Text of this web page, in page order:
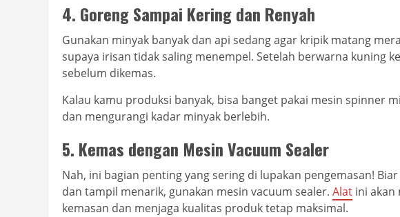
4. Goreng Sampai Kering dan Renyah
Gunakan minyak banyak dan api sedang agar kripik matang
supaya irisan tidak saling menempel. Setelah berwarna kuning
sebelum dikemas.
Kalau kamu produksi banyak, bisa banget pakai mesin spinner
dan mengurangi kadar minyak berlebih.
5. Kemas dengan Mesin Vacuum Sealer
Nah, ini bagian penting yang sering di lupakan pengemasan!
dan tampil menarik, gunakan mesin vacuum sealer. Alat ini akan
kemasan dan menjaga kualitas produk tetap maksimal.